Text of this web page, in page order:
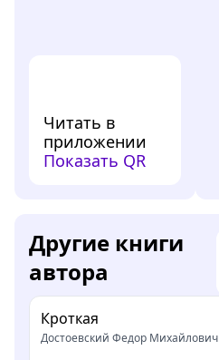
Читать в
приложении
Показать QR
Другие книги
автора
Кроткая
Достоевский Федор Михайлович